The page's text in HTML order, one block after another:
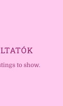
to show.